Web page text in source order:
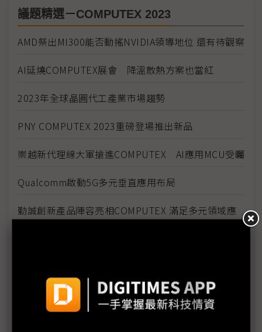
議題精選－COMPUTEX 2023
AMD祭出MI300能否動搖NVIDIA領導地位 還有待觀察
AI延燒COMPUTEX展會 降溫散熱方案也當紅
2023年全球晶圓代工產業市場趨勢
PNY COMPUTEX 2023重磅登場推出新品
崇越新代理線大軍搶進COMPUTEX AI應用MCU受矚
Qualcomm啟動5G多元垂直應用布局
勤誠創新產品陣容亮相COMPUTEX 滿足多元領域應
用需求
記憶體模組廠亮出壓箱寶 搶攻AI高效儲存商機